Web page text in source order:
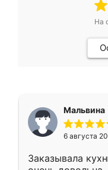
На
Мальвина
6 августа
Заказывала